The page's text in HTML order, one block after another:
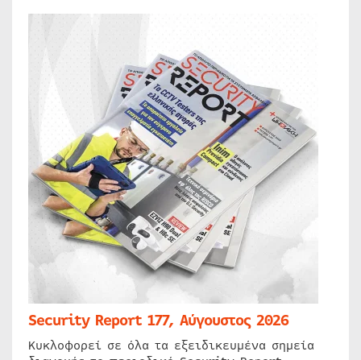
Security Report 177, Αύγουστος 2026
Κυκλοφορεί σε όλα τα εξειδικευμένα σημεία